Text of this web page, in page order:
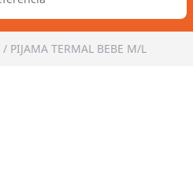
/ PIJAMA TERMAL BEBE M/L